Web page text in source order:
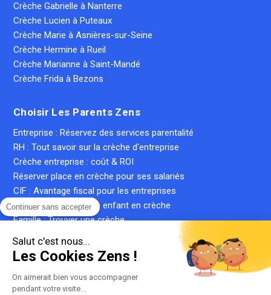
Continuer sans accepter
Salut c'est nous...
Les Cookies Zens !
On aimerait bien vous accompagner
pendant votre visite...
Crèche Gabrielle à Nanterre
Crèche Lucien à Puteaux
Crèche Marie à Asnières-sur-Seine
Crèche Hermine à Rueil
Crèche Marianne à Saint-Mandé
Crèche Frida à Bezons
Choisir Les Parents Zens
Entreprise : Réservez des services parentalité
RH : Tout savoir sur la crèche d'entreprise
Crèche entreprise : coût & ROI
Réserver place en crèche pour ses salariés
CIF : Avantage fiscal pour les entreprises
Famille : Inscrire votre enfant en crèche
Famille : Trouver une crèche
Famille : Simuler le coût d'une place en crèche
Crèche inter-entreprise : le guide complet
Qu'est-ce qu'une crèche privée ?
Qu'est-ce qu'une micro-crèche ?